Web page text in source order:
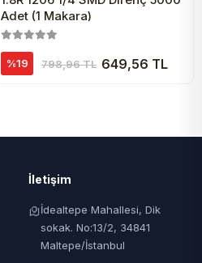
Adet (1 Makara)
%19 798,96 TL 649,56 TL
İletişim
İdealtepe Mahallesi, Dik
sokak. No:13/2, 34841
Maltepe/İstanbul